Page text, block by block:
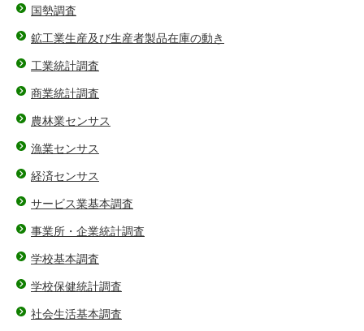
国勢調査
鉱工業生産及び生産者製品在庫の動き
工業統計調査
商業統計調査
農林業センサス
漁業センサス
経済センサス
サービス業基本調査
事業所・企業統計調査
学校基本調査
学校保健統計調査
社会生活基本調査